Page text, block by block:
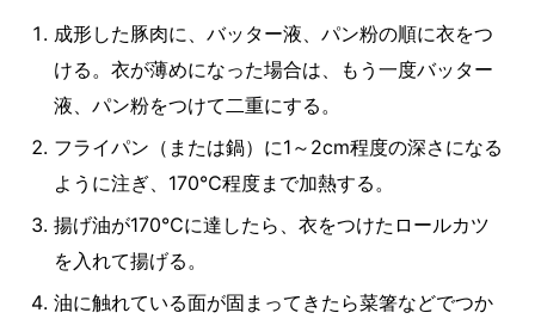
成形した豚肉に、バッター液、パン粉の順に衣をつ
ける。衣が薄めになった場合は、もう一度バッター
液、パン粉をつけて二重にする。
フライパン（または鍋）に1～2cm程度の深さになる
ように注ぎ、170℃程度まで加熱する。
揚げ油が170℃に達したら、衣をつけたロールカツ
を入れて揚げる。
油に触れている面が固まってきたら菜箸などでつか